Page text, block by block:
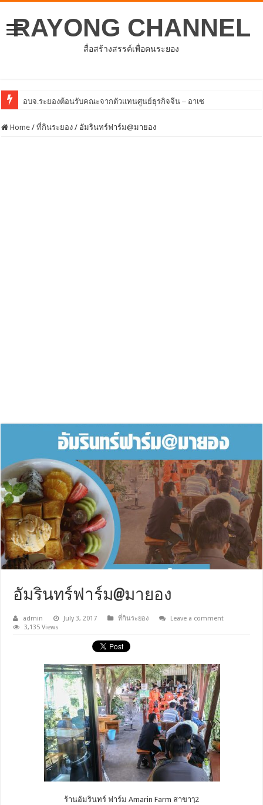
RAYONG CHANNEL
สื่อสร้างสรรค์เพื่อคนระยอง
โครงการพัฒนา
Home / ที่กินระยอง / อัมรินทร์ฟาร์ม@มายอง
อัมรินทร์ฟาร์ม@มายอง
admin July 3, 2017 ที่กินระยอง
Leave a comment
3,135 Views
ร้านอัมรินทร์ ฟาร์ม Amarin Farm สาขาๅ2